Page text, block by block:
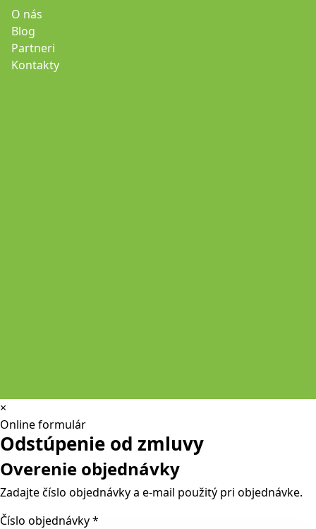
O nás
Blog
Partneri
Kontakty
×
Online formulár
Odstúpenie od zmluvy
Overenie objednávky
Zadajte číslo objednávky a e-mail použitý pri objednávke.
Číslo objednávky*